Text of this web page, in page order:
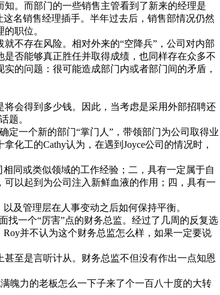
。而部门的一些销售主管看到了新来的经理是
名销售经理插手。半年过去后，销售部情况仍然
职位。
不存在风险。相对外来的“空降兵”，公司对内部
否能够真正胜任并取得成绩，也同样存在众多不
的问题：很可能造成部门内或者部门间的矛盾，
会得到多少钱。因此，当考虑是采用外部招聘还
题。
一个新的部门“掌门人”，带领部门为公司取得业
化工的Cathy认为，在遇到Joyce公司的情况时，
同或类似领域的工作经验；二，具有一定属于自
以起到为公司注入新鲜血液的作用；四，具有一
管理层在人事变动之后如何保持平衡。
一个“厉害”点的财务总监。经过了几周的反复选
并不认为这个财务总监怎么样，如果一定要说
至是言听计从。财务总监不但没有作出一点知恩
力的老板怎么一下子来了个一百八十度的大转